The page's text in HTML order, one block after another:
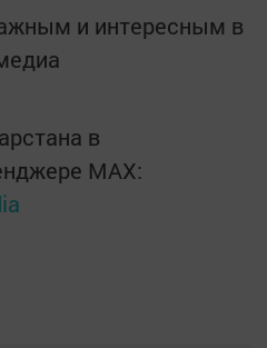
и интересным в
в
MАХ: